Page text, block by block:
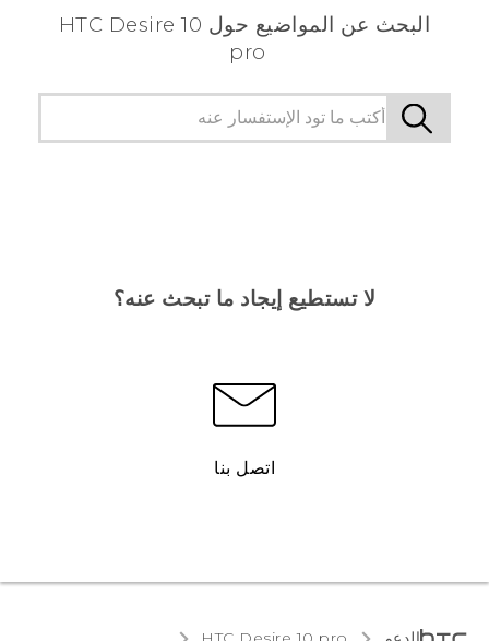
البحث عن المواضيع حول HTC Desire 10
pro
لا تستطيع إيجاد ما تبحث عنه؟
اتصل بنا